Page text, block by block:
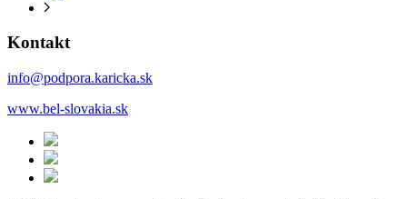
Kontakt
info@podpora.karicka.sk
www.bel-slovakia.sk